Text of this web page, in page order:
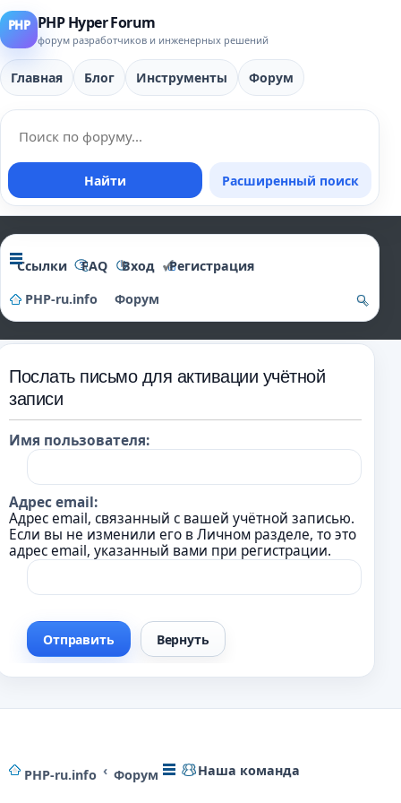
PHP Hyper Forum
форум разработчиков и инженерных решений
Главная Блог Инструменты Форум
Найти Расширенный поиск
Ссылки FAQ Вход
Регистрация
PHP-ru.info
Форум
Послать письмо для активации учётной
записи
Имя пользователя:
Адрес email:
Адрес email, связанный с вашей учётной записью.
Если вы не изменили его в Личном разделе, то это
адрес email, указанный вами при регистрации.
PHP-ru.info Форум Наша команда